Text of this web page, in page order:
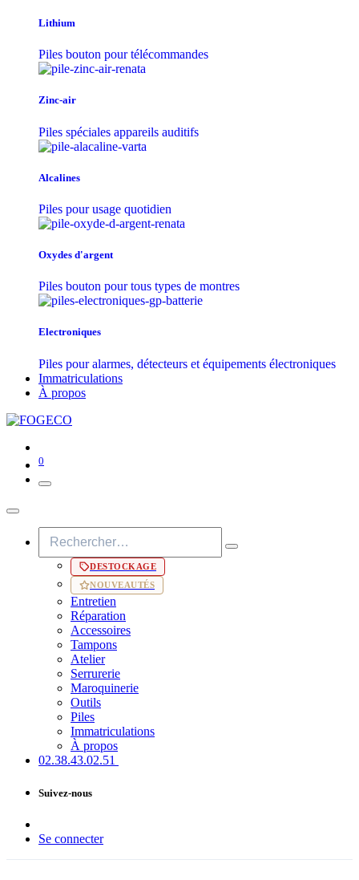
Lithium
Piles bouton pour télécommandes
Zinc-air
Piles spéciales appareils auditifs
Alcalines
Piles pour usage quotidien
Oxydes d'argent
Piles bouton pour tous types de montres
Electroniques
Piles pour alarmes, détecteurs et équipements électroniques
Immatriculations
À propos
0
DESTOCKAGE
NOUVEAUTÉS
Entretien
Réparation
Accessoires
Tampons
Atelier
Serrurerie
Maroquinerie
Outils
Piles
Immatriculations
À propos
02.38.43​.02.51
Suivez-nous
Se connecter